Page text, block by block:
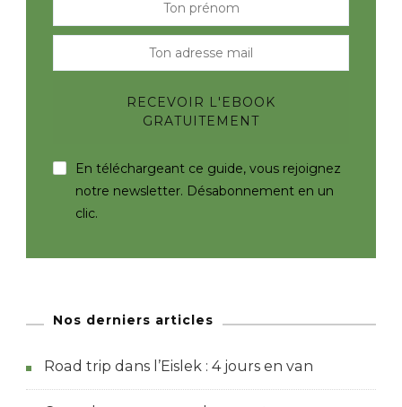
En téléchargeant ce guide, vous rejoignez
notre newsletter. Désabonnement en un
clic.
Nos derniers articles
Road trip dans l’Eislek : 4 jours en van